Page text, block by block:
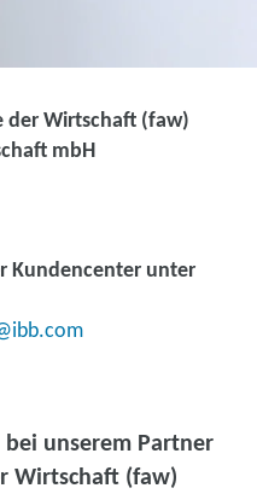
unserem Partner
Wirtschaft (faw)
der Wirtschaft (faw)
mbH
Kundencenter unter